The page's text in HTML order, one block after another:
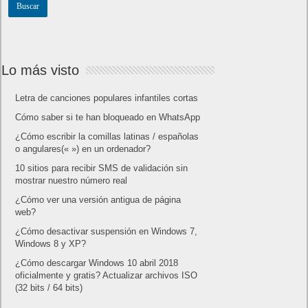
Lo más visto
Letra de canciones populares infantiles cortas
Cómo saber si te han bloqueado en WhatsApp
¿Cómo escribir la comillas latinas / españolas
o angulares(« ») en un ordenador?
10 sitios para recibir SMS de validación sin
mostrar nuestro número real
¿Cómo ver una versión antigua de página
web?
¿Cómo desactivar suspensión en Windows 7,
Windows 8 y XP?
¿Cómo descargar Windows 10 abril 2018
oficialmente y gratis? Actualizar archivos ISO
(32 bits / 64 bits)